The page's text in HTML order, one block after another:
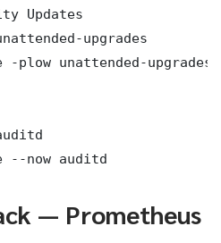
Updates
upgrades
plow unattended-upgrades
--now auditd
— Prometheus